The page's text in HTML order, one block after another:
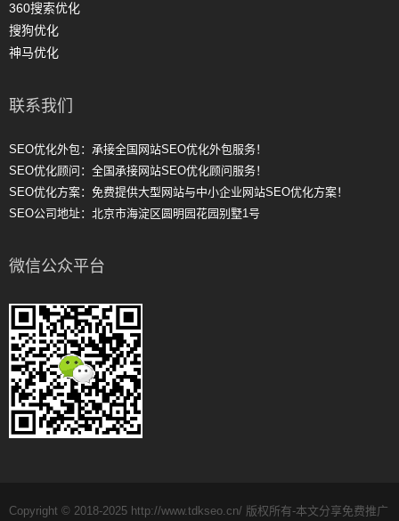
360搜索优化
搜狗优化
神马优化
联系我们
SEO优化外包：承接全国网站SEO优化外包服务！
SEO优化顾问：全国承接网站SEO优化顾问服务！
SEO优化方案：免费提供大型网站与中小企业网站SEO优化方案！
SEO公司地址：北京市海淀区圆明园花园别墅1号
微信公众平台
Copyright © 2018-2025 http://www.tdkseo.cn/ 版权所有-本文分享免费推广